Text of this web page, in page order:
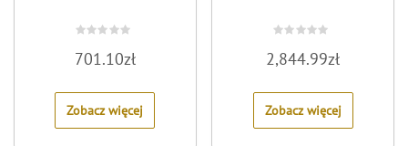
0
5
701.10zł
Zobacz więcej
0
out
5
2,844.99zł
Zobacz więcej